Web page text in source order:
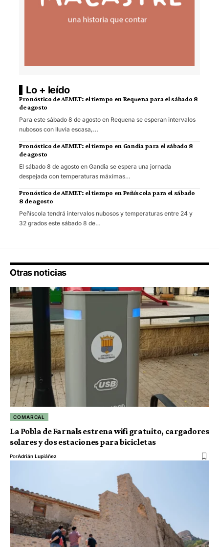
Lo + leído
Pronóstico de AEMET: el tiempo en Requena para el sábado 8
de agosto
Para este sábado 8 de agosto en Requena se esperan intervalos
nubosos con lluvia escasa,…
Pronóstico de AEMET: el tiempo en Gandia para el sábado 8
de agosto
El sábado 8 de agosto en Gandia se espera una jornada
despejada con temperaturas máximas…
Pronóstico de AEMET: el tiempo en Peñíscola para el sábado
8 de agosto
Peñíscola tendrá intervalos nubosos y temperaturas entre 24 y
32 grados este sábado 8 de…
Otras noticias
COMARCAL
La Pobla de Farnals estrena wifi gratuito, cargadores
solares y dos estaciones para bicicletas
PorAdrián Lupiáñez